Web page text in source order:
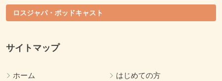
ロスジャパ・ポッドキャスト
サイトマップ
ホーム
はじめての方